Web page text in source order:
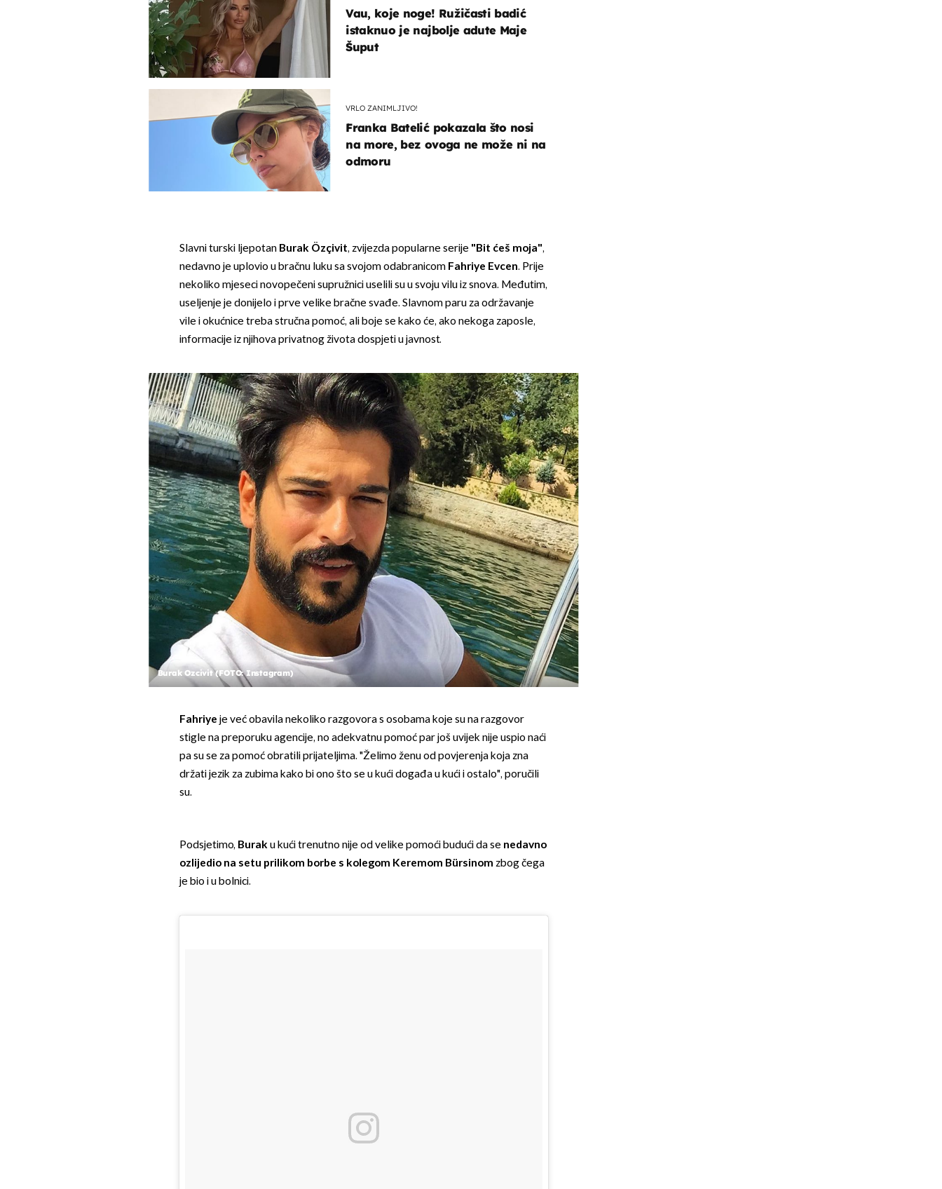
Vau, koje noge! Ružičasti badić
istaknuo je najbolje adute Maje
Šuput
VRLO ZANIMLJIVO!
Franka Batelić pokazala što nosi
na more, bez ovoga ne može ni na
odmoru
Slavni turski ljepotan Burak Özçivit, zvijezda popularne serije "Bit ćeš moja",
nedavno je uplovio u bračnu luku sa svojom odabranicom Fahriye Evcen. Prije
nekoliko mjeseci novopečeni supružnici uselili su u svoju vilu iz snova. Međutim,
useljenje je donijelo i prve velike bračne svađe. Slavnom paru za održavanje
vile i okućnice treba stručna pomoć, ali boje se kako će, ako nekoga zaposle,
informacije iz njihova privatnog života dospjeti u javnost.
Burak Ozcivit (FOTO: Instagram)
Fahriye je već obavila nekoliko razgovora s osobama koje su na razgovor
stigle na preporuku agencije, no adekvatnu pomoć par još uvijek nije uspio naći
pa su se za pomoć obratili prijateljima. "Želimo ženu od povjerenja koja zna
držati jezik za zubima kako bi ono što se u kući događa u kući i ostalo", poručili
su.
Podsjetimo, Buraku kući trenutno nije od velike pomoći budući da se nedavno
ozlijedio na setu prilikom borbe s kolegom Keremom Bürsinom zbog čega
je bio i u bolnici.
OMOGUĆI OBAVIJESTI